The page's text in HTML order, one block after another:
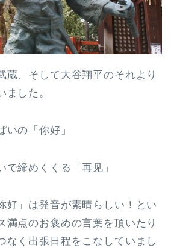
蔵、そして大谷翔平のそれより
ました。
いの「你好」
で締めくくる「再见」
好」は発音が素晴らしい！とい
満点のお褒めの言葉を頂いたり
なく出張日程をこなしていまし